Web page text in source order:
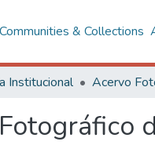
Communities & Collections
Institucional